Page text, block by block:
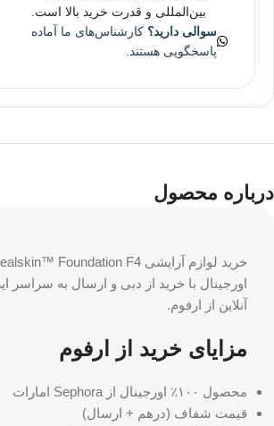
بین‌المللی و قدرت خرید بالا است.
سوالی دارید؟ کارشناس‌های ما آماده
پاسخگویی هستند.
درباره محصول
اورجینال با خرید از دبی و ارسال به سراسر
آنلاین از ارفوم.
مزایای خرید از ارفوم
محصول ۱۰۰٪ اورجینال از Sephora امارات
قیمت شفاف (درهم + ارسال)